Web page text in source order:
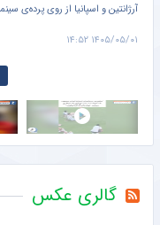
آرژانتین و اسپانیا از روی پرده‌ی
۱۴۰۵/۰۵/۰۱ ۱۴:۵۲
گالری عکس